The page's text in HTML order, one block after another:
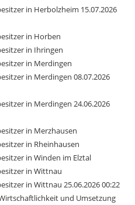
in Herbolzheim 15.07.2026
in Horben
in Ihringen
in Merdingen
in Merdingen 08.07.2026
in Merdingen 24.06.2026
in Merzhausen
in Rheinhausen
in Winden im Elztal
in Wittnau
in Wittnau 25.06.2026 00:22
und Umsetzung